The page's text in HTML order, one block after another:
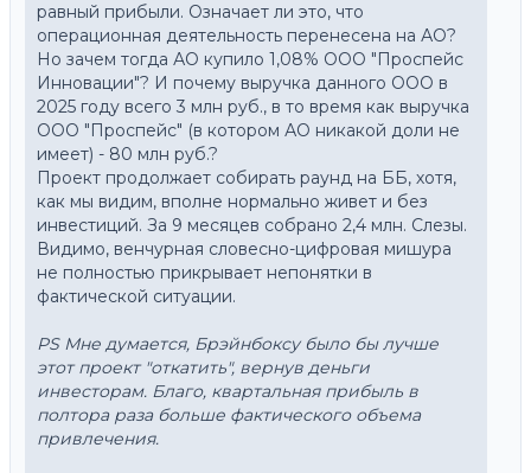
равный прибыли. Означает ли это, что
операционная деятельность перенесена на АО?
Но зачем тогда АО купило 1,08% ООО "Проспейс
Инновации"? И почему выручка данного ООО в
2025 году всего 3 млн руб., в то время как выручка
ООО "Проспейс" (в котором АО никакой доли не
имеет) - 80 млн руб.?
Проект продолжает собирать раунд на ББ, хотя,
как мы видим, вполне нормально живет и без
инвестиций. За 9 месяцев собрано 2,4 млн. Слезы.
Видимо, венчурная словесно-цифровая мишура
не полностью прикрывает непонятки в
фактической ситуации.
PS Мне думается, Брэйнбоксу было бы лучше
этот проект "откатить", вернув деньги
инвесторам. Благо, квартальная прибыль в
полтора раза больше фактического объема
привлечения.